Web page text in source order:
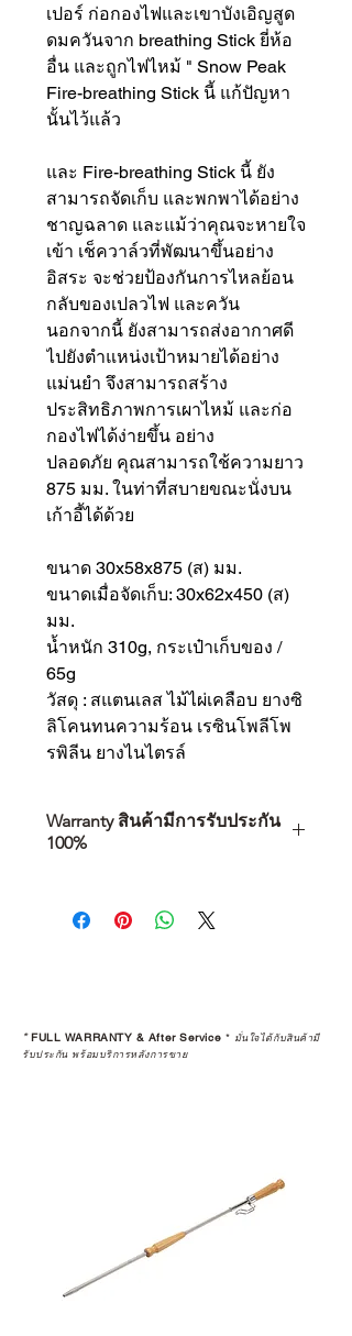
เปอร์ ก่อกองไฟและเขาบังเอิญสูด
ดมควันจาก breathing Stick ยี่ห้อ
อื่น และถูกไฟไหม้ " Snow Peak
Fire-breathing Stick นี้ แก้ปัญหา
นั้นไว้แล้ว
และ Fire-breathing Stick นี้ ยัง
สามารถจัดเก็บ และพกพาได้อย่าง
ชาญฉลาด และแม้ว่าคุณจะหายใจ
เข้า เช็ควาล์วที่พัฒนาขึ้นอย่าง
อิสระ จะช่วยป้องกันการไหลย้อน
กลับของเปลวไฟ และควัน
นอกจากนี้ ยังสามารถส่งอากาศดี
ไปยังตำแหน่งเป้าหมายได้อย่าง
แม่นยำ จึงสามารถสร้าง
ประสิทธิภาพการเผาไหม้ และก่อ
กองไฟได้ง่ายขึ้น อย่าง
ปลอดภัย คุณสามารถใช้ความยาว
875 มม. ในท่าที่สบายขณะนั่งบน
เก้าอี้ได้ด้วย
ขนาด 30x58x875 (ส) มม.
ขนาดเมื่อจัดเก็บ: 30x62x450 (ส)
มม.
น้ำหนัก 310g, กระเป๋าเก็บของ /
65g
วัสดุ : สแตนเลส ไม้ไผ่เคลือบ ยางซิ
ลิโคนทนความร้อน เรซินโพลีโพ
รพิลีน ยางไนไตรล์
Warranty สินค้ามีการรับประกัน
100%
คุณตัดสินใจซื้อ แต่รวมไปถึง
“ประสบการณ์หลังการใช้งาน” ใน
STUDIO และร้านตัวแทนจำหน่ายที่
ได้รับการแต่งตั้งอย่างเป็นทางการ จะ
หรือการแก้ไขปัญหาที่อาจเกิดขึ้นใน
ก่อนตัดสินใจซื้อสินค้า เราอยาก
แนะนำให้คุณสอบถามทุกครั้งว่า ร้าน
ค้าที่คุณกำลังเลือกซื้อนั้น มีการรับ
*FULL WARRANTY & After Service * มั่นใจได้กับสินค้ามี
รับประกัน พร้อมบริการหลังการขาย